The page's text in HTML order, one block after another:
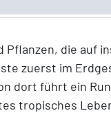
Pflanzen, die auf
zuerst im
dort führt ein
tropisches